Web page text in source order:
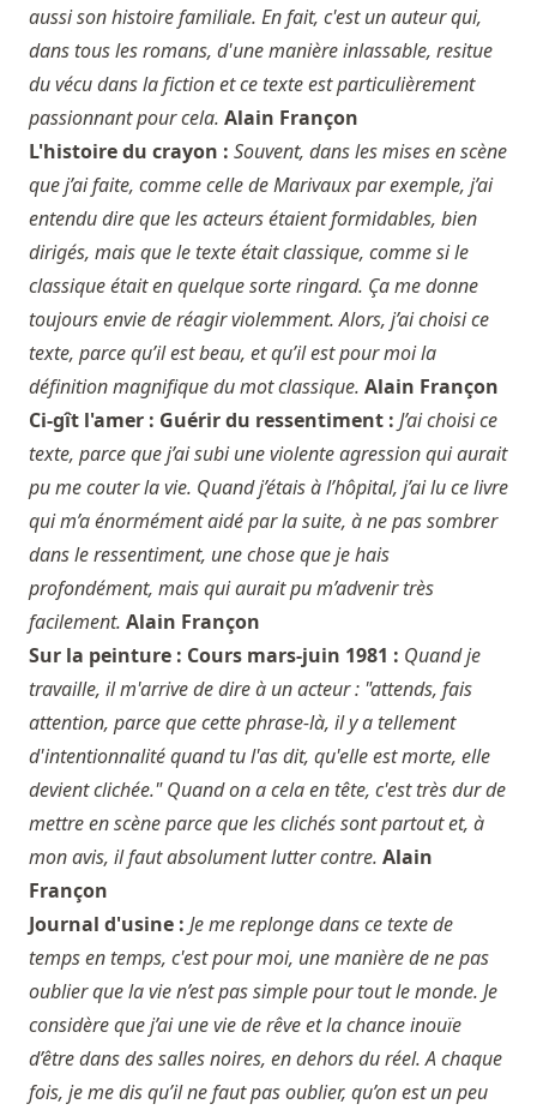
aussi son histoire familiale. En fait, c'est un auteur qui,
dans tous les romans, d'une manière inlassable, resitue
du vécu dans la fiction et ce texte est particulièrement
passionnant pour cela. Alain Françon
L'histoire du crayon : Souvent, dans les mises en scène
que j’ai faite, comme celle de Marivaux par exemple, j’ai
entendu dire que les acteurs étaient formidables, bien
dirigés, mais que le texte était classique, comme si le
classique était en quelque sorte ringard. Ça me donne
toujours envie de réagir violemment. Alors, j’ai choisi ce
texte, parce qu’il est beau, et qu’il est pour moi la
définition magnifique du mot classique. Alain Françon
Ci-gît l'amer : Guérir du ressentiment : J’ai choisi ce
texte, parce que j’ai subi une violente agression qui aurait
pu me couter la vie. Quand j’étais à l’hôpital, j’ai lu ce livre
qui m’a énormément aidé par la suite, à ne pas sombrer
dans le ressentiment, une chose que je hais
profondément, mais qui aurait pu m’advenir très
facilement. Alain Françon
Sur la peinture : Cours mars-juin 1981 : Quand je
travaille, il m'arrive de dire à un acteur : "attends, fais
attention, parce que cette phrase-là, il y a tellement
d'intentionnalité quand tu l'as dit, qu'elle est morte, elle
devient clichée." Quand on a cela en tête, c'est très dur de
mettre en scène parce que les clichés sont partout et, à
mon avis, il faut absolument lutter contre. Alain
Françon
Journal d'usine : Je me replonge dans ce texte de
temps en temps, c'est pour moi, une manière de ne pas
oublier que la vie n’est pas simple pour tout le monde. Je
considère que j’ai une vie de rêve et la chance inouïe
d’être dans des salles noires, en dehors du réel. A chaque
fois, je me dis qu’il ne faut pas oublier, qu’on est un peu